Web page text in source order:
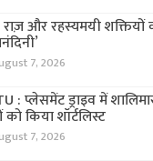
और रहस्यमयी शक्तियों
7, 2026
: प्लेसमेंट ड्राइव में
को किया शॉर्टलिस्ट
7, 2026